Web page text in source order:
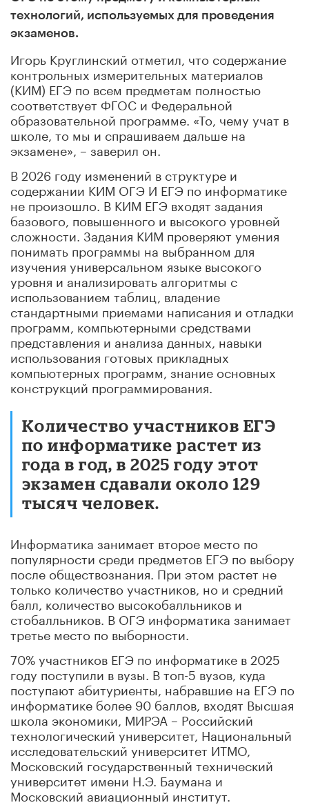
технологий, используемых для проведения
экзаменов.
Игорь Круглинский отметил, что содержание
контрольных измерительных материалов
(КИМ) ЕГЭ по всем предметам полностью
соответствует ФГОС и Федеральной
образовательной программе. «То, чему учат в
школе, то мы и спрашиваем дальше на
экзамене», – заверил он.
В 2026 году изменений в структуре и
содержании КИМ ОГЭ И ЕГЭ по информатике
не произошло. В КИМ ЕГЭ входят задания
базового, повышенного и высокого уровней
сложности. Задания КИМ проверяют умения
понимать программы на выбранном для
изучения универсальном языке высокого
уровня и анализировать алгоритмы с
использованием таблиц, владение
стандартными приемами написания и отладки
программ, компьютерными средствами
представления и анализа данных, навыки
использования готовых прикладных
компьютерных программ, знание основных
конструкций программирования.
Количество участников ЕГЭ
по информатике растет из
года в год, в 2025 году этот
экзамен сдавали около 129
тысяч человек.
Информатика занимает второе место по
популярности среди предметов ЕГЭ по выбору
после обществознания. При этом растет не
только количество участников, но и средний
балл, количество высокобалльников и
стобалльников. В ОГЭ информатика занимает
третье место по выборности.
70% участников ЕГЭ по информатике в 2025
году поступили в вузы. В топ-5 вузов, куда
поступают абитуриенты, набравшие на ЕГЭ по
информатике более 90 баллов, входят Высшая
школа экономики, МИРЭА – Российский
технологический университет, Национальный
исследовательский университет ИТМО,
Московский государственный технический
университет имени Н.Э. Баумана и
Московский авиационный институт.